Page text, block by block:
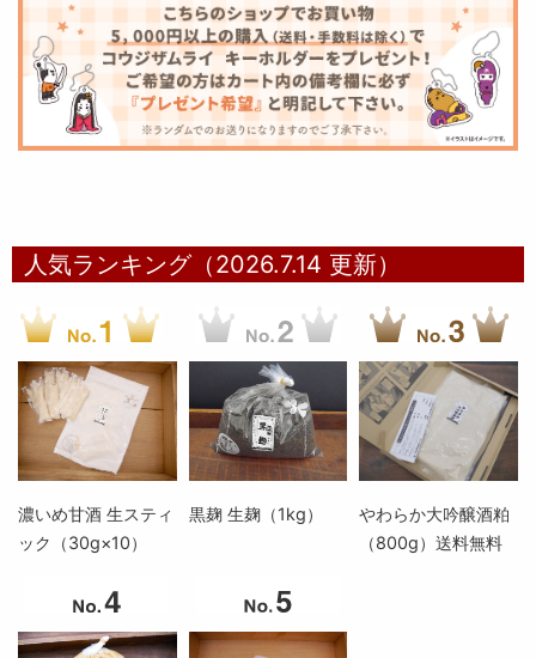
人気ランキング（2026.7.14 更新）
濃いめ甘酒 生スティ
ック（30g×10）
黒麹 生麹（1kg）
やわらか大吟醸酒粕
（800g）送料無料